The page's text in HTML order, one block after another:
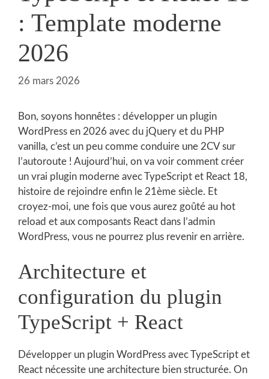
: Template moderne
2026
26 mars 2026
Bon, soyons honnêtes : développer un plugin
WordPress en 2026 avec du jQuery et du PHP
vanilla, c’est un peu comme conduire une 2CV sur
l’autoroute ! Aujourd’hui, on va voir comment créer
un vrai plugin moderne avec TypeScript et React 18,
histoire de rejoindre enfin le 21ème siècle. Et
croyez-moi, une fois que vous aurez goûté au hot
reload et aux composants React dans l’admin
WordPress, vous ne pourrez plus revenir en arrière.
Architecture et
configuration du plugin
TypeScript + React
Développer un plugin WordPress avec TypeScript et
React nécessite une architecture bien structurée. On